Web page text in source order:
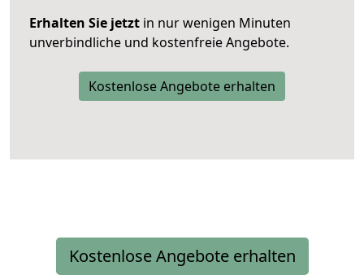
Erhalten Sie jetzt in nur wenigen Minuten
unverbindliche und kostenfreie Angebote.
Kostenlose Angebote erhalten
Kostenlose Angebote erhalten